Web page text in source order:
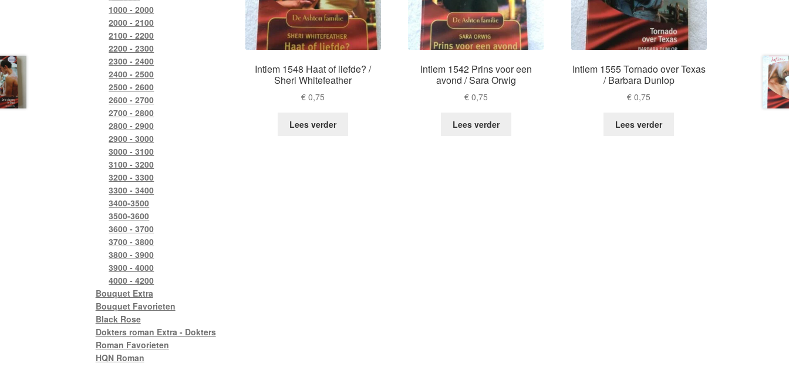
Intiem 1548 Haat of liefde? /
Sheri Whitefeather
€ 0,75
Lees verder
Intiem 1542 Prins voor een
avond / Sara Orwig
€0,75
Lees verder
Intiem 1555 Tornado over Texas
/ Barbara Dunlop
€ 0,75
Lees verder
1000 - 2000
2000 - 2100
2100 - 2200
2200 - 2300
2300 - 2400
2400 - 2500
2500 - 2600
2600 - 2700
2700 - 2800
2800 - 2900
2900 - 3000
3000 - 3100
3100 - 3200
3200 - 3300
3300 - 3400
3400-3500
3500-3600
3600 - 3700
3700 - 3800
3800 - 3900
3900 - 4000
4000 - 4200
Bouquet Extra
Bouquet Favorieten
Black Rose
Dokters roman Extra - Dokters
Roman Favorieten
HQN Roman